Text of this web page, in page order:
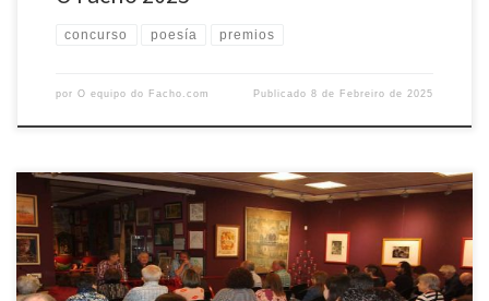
concurso poesía premios
por O equipo do Facho.com Publicado8 de Febreiro de 2025
O pasado 30 de maio tivo lugar en Portas Ártabras o acto de entrega
de premios dos certames literarios convocados pola agrupación